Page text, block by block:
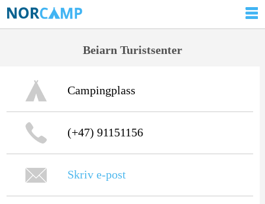
Beiarn Turistsenter
Campingplass
(+47) 91151156
Skriv e-post